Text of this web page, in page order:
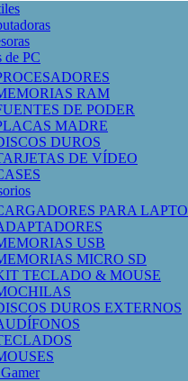
de PC
RAM
DE PODER
MADRE
DUROS
DE VÍDEO
PARA
USB
MICRO SD
TECLADO & MOUSE
DUROS EXTERNOS